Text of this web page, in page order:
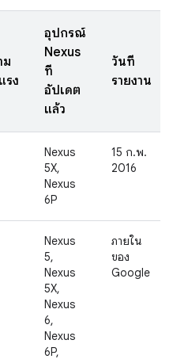
ม
รง
อุปกรณ์
Nexus
ที่
อัปเดต
แล้ว
วันที่
รายงาน
Nexus
5X,
Nexus
6P
15 ก.พ.
2016
Nexus
5,
Nexus
5X,
Nexus
6,
Nexus
6P,
ภายใน
ของ
Google